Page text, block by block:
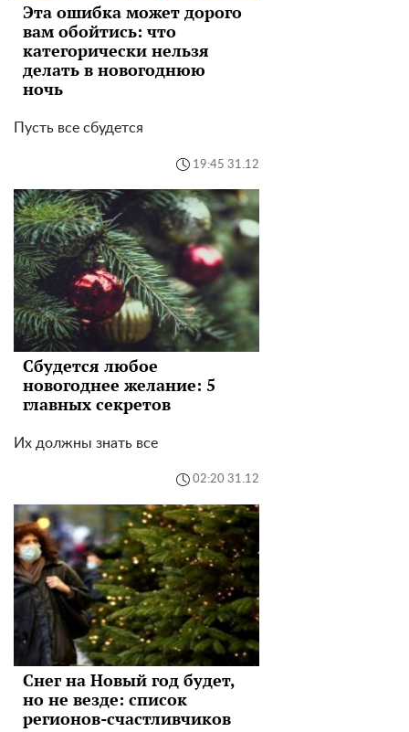
Эта ошибка может дорого
вам обойтись: что
категорически нельзя
делать в новогоднюю
ночь
Пусть все сбудется
19:45 31.12
Сбудется любое
новoгоднее желание: 5
главных секретов
Их должны знать все
02:20 31.12
Снег на Новый год будет,
но не везде: список
регионов-счастливчиков